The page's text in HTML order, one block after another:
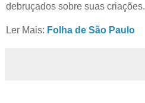
debruçados sobre suas criações.
Ler Mais: Folha de São Paulo